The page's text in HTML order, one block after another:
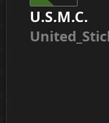
U.S.M.C.